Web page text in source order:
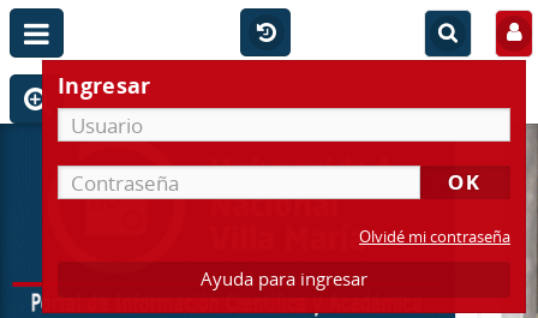
Ingresar
Olvidé mi contraseña
Ayuda para ingresar